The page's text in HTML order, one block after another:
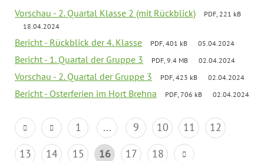
Vorschau - 2. Quartal Klasse 2 (mit Rückblick)
PDF, 221 kB
18.04.2024
Bericht - Rückblick der 4. Klasse PDF, 401 kB 05.04.2024
Bericht - 1. Quartal der Gruppe 3 PDF, 9.4 MB 02.04.2024
Vorschau - 2. Quartal der Gruppe 3 PDF, 423 kB 02.04.2024
Bericht - Osterferien im Hort Brehna PDF, 706 kB 02.04.2024
1 ... 9 10 11
12
13
14 15 16 17 18